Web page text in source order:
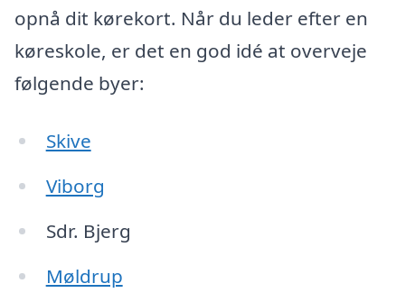
opnå dit kørekort. Når du leder efter en
køreskole, er det en god idé at overveje
følgende byer:
Skive
Viborg
Sdr. Bjerg
Møldrup